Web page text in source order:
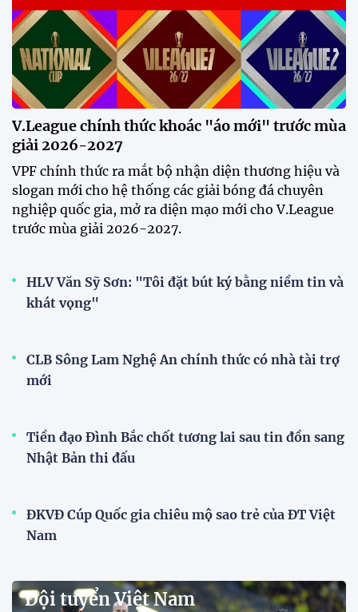
V.League chính thức khoác "áo mới" trước mùa
giải 2026-2027
VPF chính thức ra mắt bộ nhận diện thương hiệu và
slogan mới cho hệ thống các giải bóng đá chuyên
nghiệp quốc gia, mở ra diện mạo mới cho V.League
trước mùa giải 2026-2027.
HLV Văn Sỹ Sơn: "Tôi đặt bút ký bằng niềm tin và
khát vọng"
CLB Sông Lam Nghệ An chính thức có nhà tài trợ
mới
Tiền đạo Đình Bắc chốt tương lai sau tin đồn sang
Nhật Bản thi đấu
ĐKVĐ Cúp Quốc gia chiêu mộ sao trẻ của ĐT Việt
Nam
Đội tuyển Việt Nam